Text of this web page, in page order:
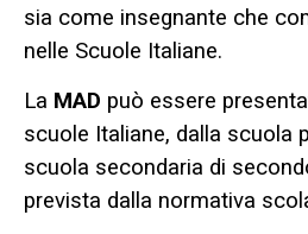
sia come insegnante che
nelle Scuole Italiane.
La MAD può essere
scuole Italiane, dalla scuola
scuola secondaria di
prevista dalla normativa